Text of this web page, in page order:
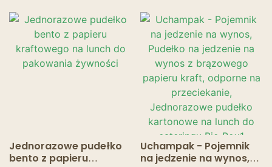
pokrywką, pojemnik na
żywność Bio Box
kompostowalne, na
wynos, pudełko na
lunch, pudełko Bio Box
Jednorazowe pudełko
bento z papieru
Uchampak - Pojemnik
na jedzenie na wynos,